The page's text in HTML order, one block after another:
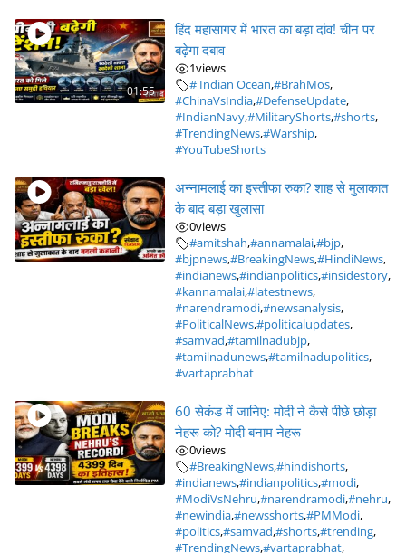
01:55
हिंद महासागर में भारत का बड़ा दांव! चीन पर
बढ़ेगा दबाव
1views
# Indian Ocean,#BrahMos,
#ChinaVsIndia,#DefenseUpdate,
#IndianNavy,#MilitaryShorts,#shorts,
#TrendingNews,#Warship,
#YouTubeShorts
अन्नामलाई का इस्तीफा रुका? शाह से मुलाकात
के बाद बड़ा खुलासा
0views
#amitshah,#annamalai,#bjp,
#bjpnews,#BreakingNews,#HindiNews,
#indianews,#indianpolitics,#insidestory,
#kannamalai,#latestnews,
#narendramodi,#newsanalysis,
#PoliticalNews,#politicalupdates,
#samvad,#tamilnadubjp,
#tamilnadunews,#tamilnadupolitics,
#vartaprabhat
60 सेकंड में जानिए: मोदी ने कैसे पीछे छोड़ा
नेहरू को? मोदी बनाम नेहरू
0views
#BreakingNews,#hindishorts,
#indianews,#indianpolitics,#modi,
#ModiVsNehru,#narendramodi,#nehru,
#newindia,#newsshorts,#PMModi,
#politics,#samvad,#shorts,#trending,
#TrendingNews,#vartaprabhat,